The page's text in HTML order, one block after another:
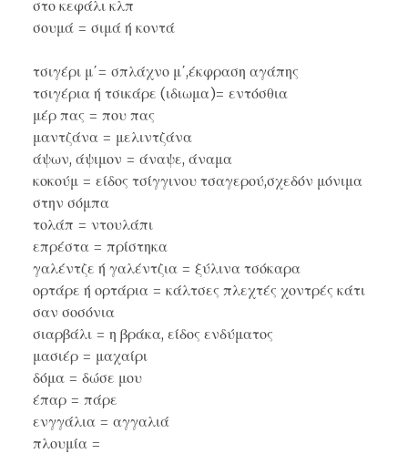
στο κεφάλι κλπ
σουμά = σιμά ή κοντά
τσιγέρι μ΄= σπλάχνο μ΄,έκφραση αγάπης
τσιγέρια ή τσικάρε (ιδιωμα)= εντόσθια
μέρ πας = που πας
μαντζάνα = μελιντζάνα
άψων, άψιμον = άναψε, άναμα
κοκούμ = είδος τσίγγινου τσαγερού,σχεδόν μόνιμα
στην σόμπα
τολάπ = ντουλάπι
επρέστα = πρίστηκα
γαλέντζε ή γαλέντζια = ξύλινα τσόκαρα
ορτάρε ή ορτάρια = κάλτσες πλεχτές χοντρές κάτι
σαν σοσόνια
σιαρβάλι = η βράκα, είδος ενδύματος
μασιέρ = μαχαίρι
δόμα = δώσε μου
έπαρ = πάρε
ενγγάλια = αγγαλιά
πλουμία =